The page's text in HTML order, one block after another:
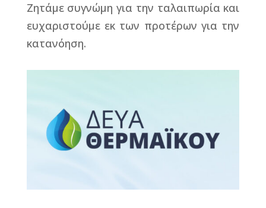
Ζητάμε συγνώμη για την ταλαιπωρία και
ευχαριστούμε εκ των προτέρων για την
κατανόηση.